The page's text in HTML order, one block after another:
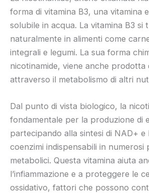
forma di vitamina B3, una vitamina
solubile in acqua. La vitamina B3 si
naturalmente in alimenti come
integrali e legumi. La sua forma
nicotinamide, viene anche prodotta
attraverso il metabolismo di altri
Dal punto di vista biologico, la
fondamentale per la produzione di
partecipando alla sintesi di NAD+ e
coenzimi indispensabili in numerosi
metabolici. Questa vitamina aiuta
l’infiammazione e a proteggere le
ossidativo, fattori che possono